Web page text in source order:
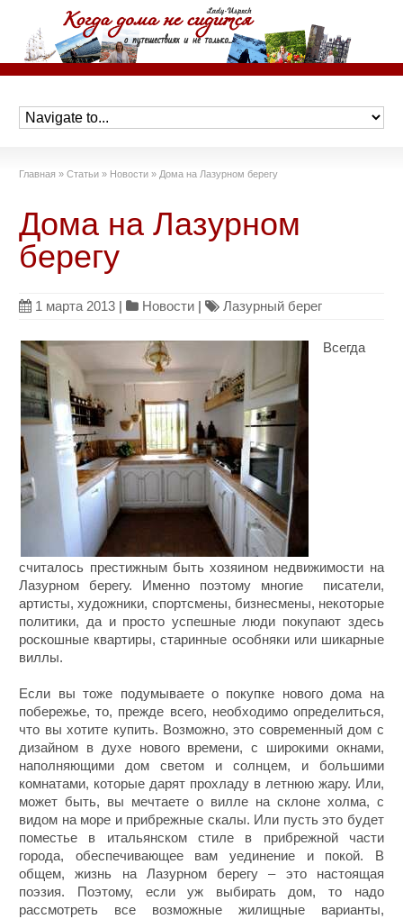
Главная » Статьи » Новости » Дома на Лазурном берегу
Дома на Лазурном
берегу
1 марта 2013 | Новости | Лазурный берег
Всегда
считалось престижным быть хозяином недвижимости на
Лазурном берегу. Именно поэтому многие писатели,
артисты, художники, спортсмены, бизнесмены, некоторые
политики, да и просто успешные люди покупают здесь
роскошные квартиры, старинные особняки или шикарные
виллы.
Если вы тоже подумываете о покупке нового дома на
побережье, то, прежде всего, необходимо определиться,
что вы хотите купить. Возможно, это современный дом с
дизайном в духе нового времени, с широкими окнами,
наполняющими дом светом и солнцем, и большими
комнатами, которые дарят прохладу в летнюю жару. Или,
может быть, вы мечтаете о вилле на склоне холма, с
видом на море и прибрежные скалы. Или пусть это будет
поместье в итальянском стиле в прибрежной части
города, обеспечивающее вам уединение и покой. В
общем, жизнь на Лазурном берегу – это настоящая
поэзия. Поэтому, если уж выбирать дом, то надо
рассмотреть все возможные жилищные варианты,